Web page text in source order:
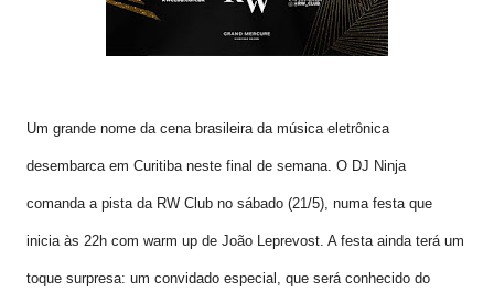
Um grande nome da cena brasileira da música eletrônica
desembarca em Curitiba neste final de semana. O DJ Ninja
comanda a pista da RW Club no sábado (21/5), numa festa que
inicia às 22h com warm up de João Leprevost. A festa ainda terá um
toque surpresa: um convidado especial, que será conhecido do